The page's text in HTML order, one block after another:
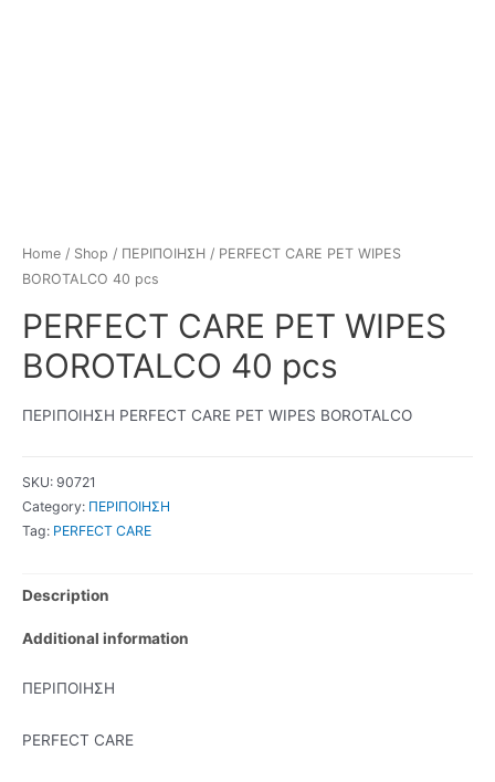
Home / Shop / ΠΕΡΙΠΟΙΗΣΗ / PERFECT CARE PET WIPES
BOROTALCO 40 pcs
PERFECT CARE PET WIPES
BOROTALCO 40 pcs
ΠΕΡΙΠΟΙΗΣΗ PERFECT CARE PET WIPES BOROTALCO
SKU: 90721
Category: ΠΕΡΙΠΟΙΗΣΗ
Tag: PERFECT CARE
Description
Additional information
ΠΕΡΙΠΟΙΗΣΗ
PERFECT CARE